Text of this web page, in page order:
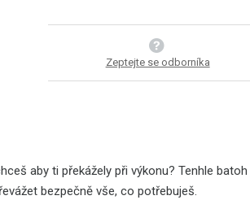
Zeptejte se odborníka
aby ti překážely při výkonu? Tenhle
bezpečně vše, co potřebuješ.